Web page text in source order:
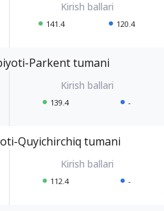
141.4 120.4
Parkent tumani
139.4 -
Quyichirchiq tumani
112.4 -